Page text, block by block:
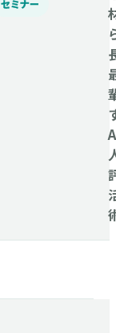
セミナー